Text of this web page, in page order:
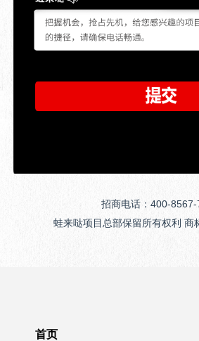
招商电话：400-
蛙来哒项目总部保留所有权利 商
首页